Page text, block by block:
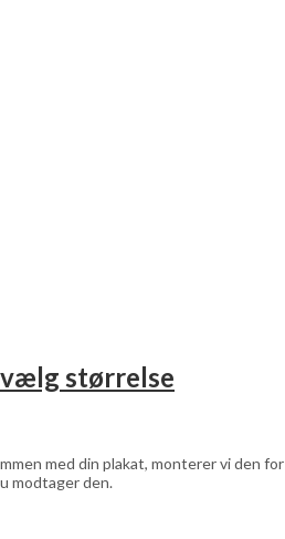
størrelse
med din plakat, monterer vi den
modtager den.